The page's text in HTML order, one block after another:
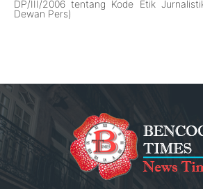
DP/III/2006 tentang Kode Etik
Dewan Pers)